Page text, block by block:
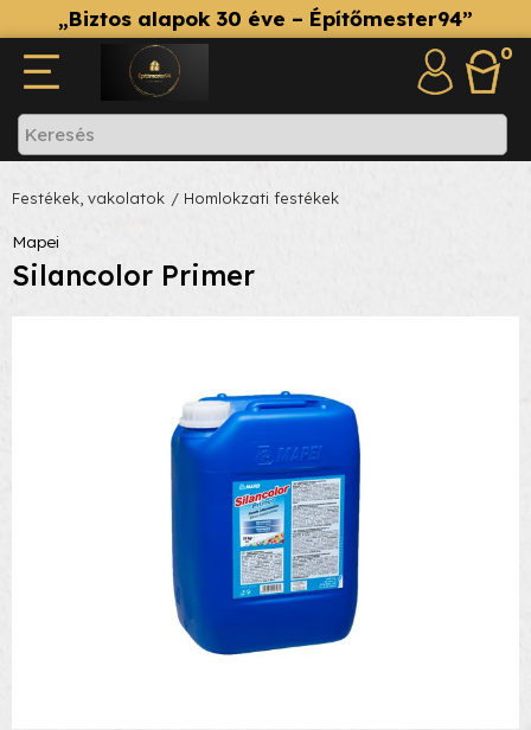
„Biztos alapok 30 éve – Építőmester94”
0
Festékek, vakolatok / Homlokzati festékek
Mapei
Silancolor Primer